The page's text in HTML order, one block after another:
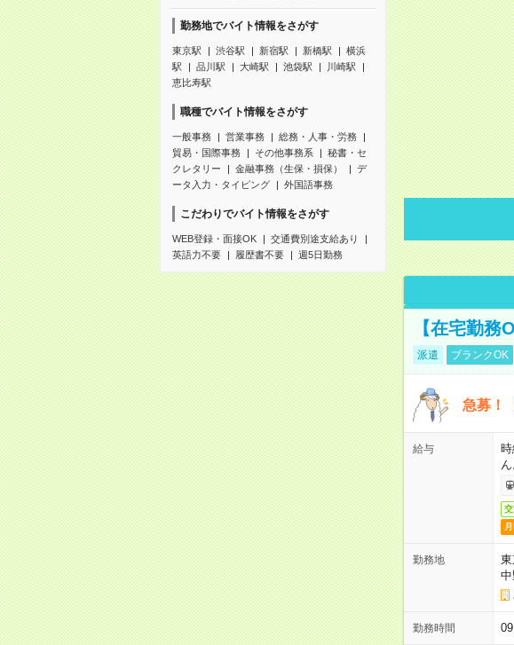
勤務地でバイト情報をさがす
東京駅 渋谷駅 新宿駅 新橋駅
横浜
駅
品川駅 大崎駅 池袋駅
川崎駅
恵比寿駅
職種でバイト情報をさがす
一般事務 営業事務
総務・人事・労務
貿易・国際事務
その他事務系
秘書・セ
クレタリー
金融事務（生保・損保）
デ
ータ入力・タイピング
外国語事務
こだわりでバイト情報をさがす
WEB登録・面接OK
交通費別途支給あり
英語力不要
履歴書不要 週5日勤務
【在宅勤
派遣 ブランクOK
急募！
給与
勤務地
勤務時間